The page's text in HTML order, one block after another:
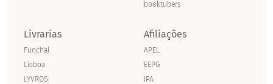
booktubers
Livrarias
Funchal
Lisboa
LYVROS
Afiliações
APEL
EEPG
IPA